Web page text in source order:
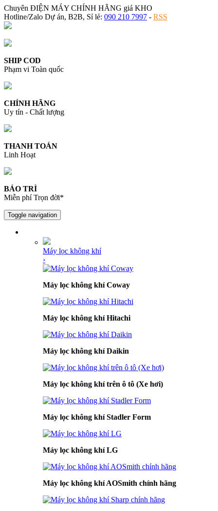
Chuyên ĐIỆN MÁY CHÍNH HÃNG giá KHO
Hotline/Zalo Dự án, B2B, Sỉ lẻ: 090 210 7997 - RSS
SHIP COD
Phạm vi Toàn quốc
CHÍNH HÃNG
Uy tín - Chất lượng
THANH TOÁN
Linh Hoạt
BẢO TRÌ
Miễn phí Trọn đời*
Toggle navigation
Máy lọc không khí
›
Máy lọc không khí Coway
Máy lọc không khí Hitachi
Máy lọc không khí Daikin
Máy lọc không khí trên ô tô (Xe hơi)
Máy lọc không khí Stadler Form
Máy lọc không khí LG
Máy lọc không khí AOSmith chính hãng